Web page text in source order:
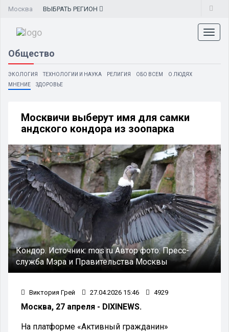
Москва ВЫБРАТЬ РЕГИОН
Общество
ЭКОЛОГИЯ ТЕХНОЛОГИИ И НАУКА РЕЛИГИЯ ОБО ВСЕМ
О ЛЮДЯХ
МНЕНИЕ
ЗДОРОВЬЕ
Москвичи выберут имя для самки
андского кондора из зоопарка
Кондор. Источник: mos ruАвтор фото:Пресс-
служба Мэра и Правительства Москвы
Виктория Грей 27.04.2026 15:46 4929
Москва, 27 апреля - DIXINEWS.
На платформе «Активный гражданин»